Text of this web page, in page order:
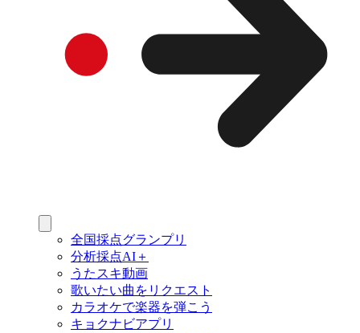
全国採点グランプリ
分析採点AI＋
うたスキ動画
歌いたい曲をリクエスト
カラオケで楽器を弾こう
キョクナビアプリ